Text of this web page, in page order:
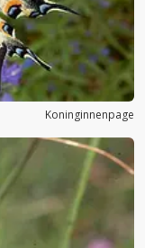
Koninginnenpage